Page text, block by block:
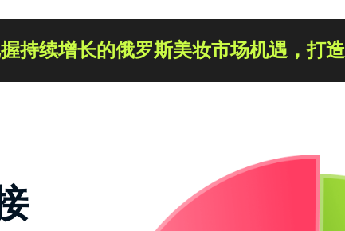
持续增长的俄罗斯美妆市场机遇，打